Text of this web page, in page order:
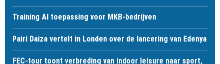
Training AI toepassing voor MKB-bedrijven
Pairi Daiza vertelt in Londen over de lancering van Edenya
FEC-tour toont verbreding van indoor leisure naar sport,